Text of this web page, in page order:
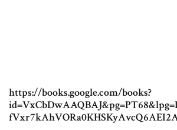
https://books.google.com/books?